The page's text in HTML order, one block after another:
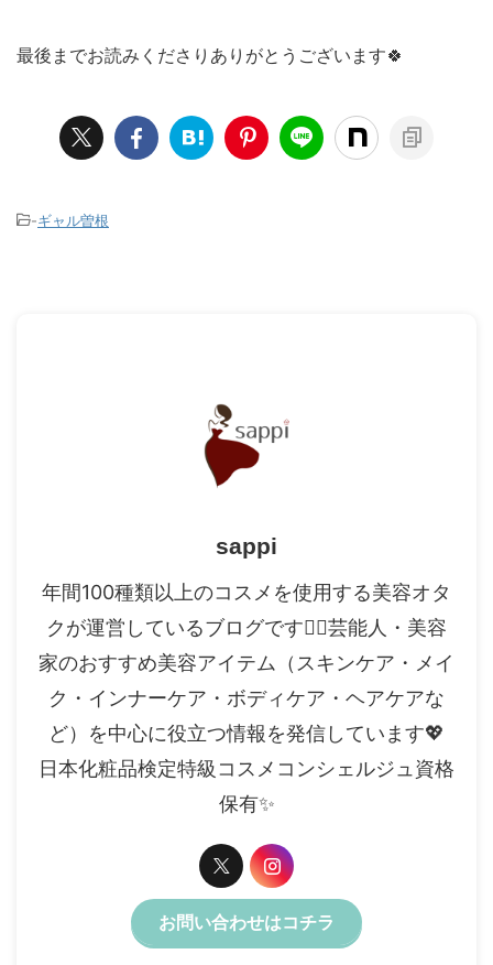
最後までお読みくださりありがとうございます🍀
-ギャル曽根
sappi
年間100種類以上のコスメを使用する美容オタ
クが運営しているブログです✍🏻芸能人・美容
家のおすすめ美容アイテム（スキンケア・メイ
ク・インナーケア・ボディケア・ヘアケアな
ど）を中心に役立つ情報を発信しています💖
日本化粧品検定特級コスメコンシェルジュ資格
保有✨️
お問い合わせはコチラ